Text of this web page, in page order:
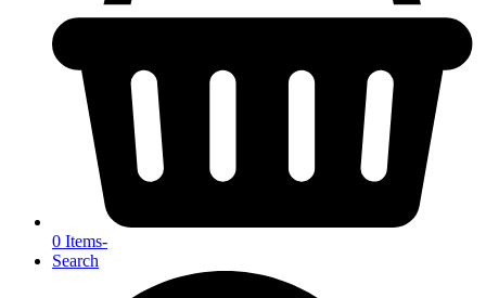
0 Items-
Search